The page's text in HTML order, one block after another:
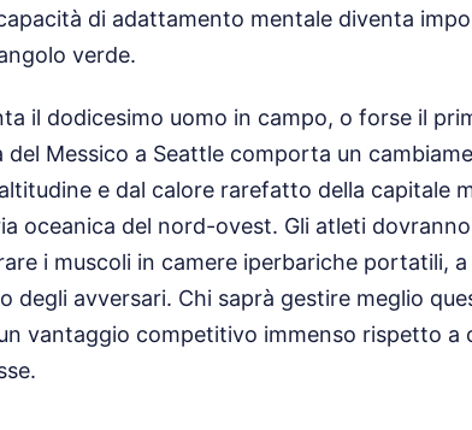
di adattamento mentale diventa
verde.
il dodicesimo uomo in campo, o forse il
del Messico a Seattle comporta un
e dal calore rarefatto della capitale
oceanica del nord-ovest. Gli atleti
i muscoli in camere iperbariche portatili,
degli avversari. Chi saprà gestire meglio
vantaggio competitivo immenso rispetto a